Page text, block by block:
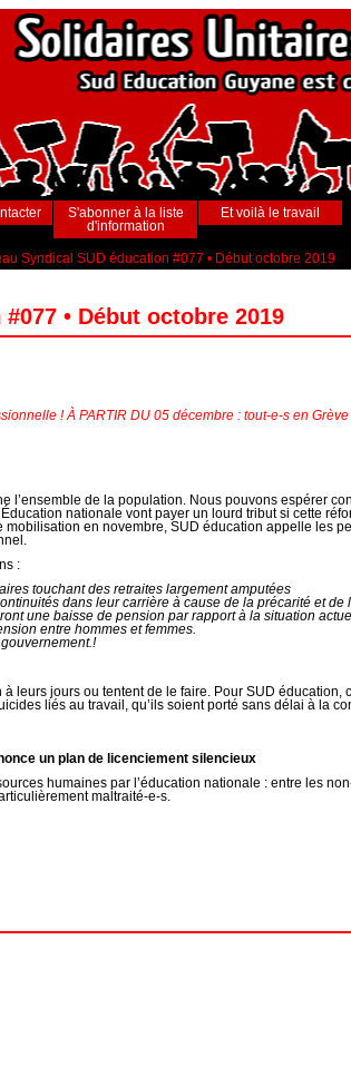
S'abonner à la liste
d'information
Et voilà le travail
Syndical SUD éducation #077 • Début octobre 2019
• Début octobre 2019
! À PARTIR DU 05 décembre : tout-e-s en
l’ensemble de la population. Nous pouvons espérer
nationale vont payer un lourd tribut si cette
en novembre, SUD éducation appelle
:
touchant des retraites largement amputées
dans leur carrière à cause de la précarité et
une baisse de pension par rapport à la situation
entre hommes et femmes.
leurs jours ou tentent de le faire. Pour SUD
liés au travail, qu’ils soient porté sans délai à la
un plan de licenciement silencieux
humaines par l’éducation nationale : entre les
maltraité-e-s.